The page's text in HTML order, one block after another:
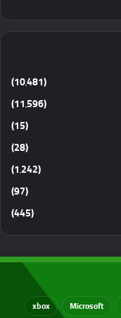
(10٬481)
(11٬596)
(15)
(28)
(1٬242)
(97)
(445)
Microsoft
xbox